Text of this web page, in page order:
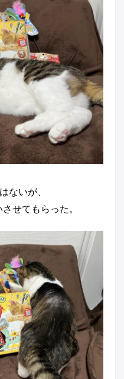
ないが、
せてもらった。